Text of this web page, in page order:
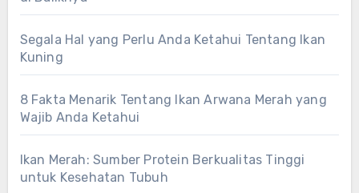
Segala Hal yang Perlu Anda Ketahui Tentang Ikan
Kuning
8 Fakta Menarik Tentang Ikan Arwana Merah yang
Wajib Anda Ketahui
Ikan Merah: Sumber Protein Berkualitas Tinggi
untuk Kesehatan Tubuh